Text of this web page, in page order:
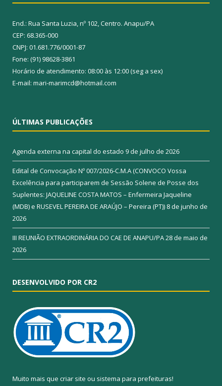
End.: Rua Santa Luzia, nº 102, Centro. Anapu/PA
CEP: 68.365-000
CNPJ: 01.681.776/0001-87
Fone: (91) 98628-3861
Horário de atendimento: 08:00 às 12:00 (seg a sex)
E-mail: mari-marimcd@hotmail.com
ÚLTIMAS PUBLICAÇÕES
Agenda externa na capital do estado 9 de julho de 2026
Edital de Convocação Nº 007/2026-C.M.A (CONVOCO Vossa
Excelência para participarem de Sessão Solene de Posse dos
Suplentes: JAQUELINE COSTA MATOS – Enfermeira Jaqueline
(MDB) e RUSEVEL PEREIRA DE ARAÚJO – Pereira (PT)) 8 de junho de
2026
III REUNIÃO EXTRAORDINÁRIA DO CAE DE ANAPU/PA28 de maio de
2026
DESENVOLVIDO POR CR2
Muito mais que criar site ou sistema para prefeituras!